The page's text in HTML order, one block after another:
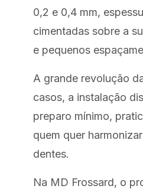
0,2 e 0,4 mm,
cimentadas sobre a
e pequenos
A grande revolução
casos, a instalação
preparo mínimo,
quem quer
dentes.
Na MD Frossard, o